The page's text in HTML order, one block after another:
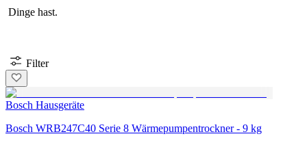
Dinge hast.
Filter
Bosch Hausgeräte
Bosch WRB247C40 Serie 8 Wärmepumpentrockner - 9 kg